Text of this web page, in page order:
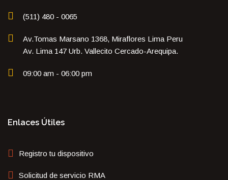
(511) 480 - 0065
Av.Tomas Marsano 1368, Miraflores Lima Peru
Av. Lima 147 Urb. Vallecito Cercado-Arequipa.
09:00 am - 06:00 pm
Enlaces Útiles
Registro tu dispositivo
Solicitud de servicio RMA